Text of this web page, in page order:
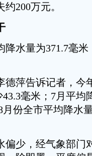
200万元。
水量为371.7毫米
萍告诉记者，今
毫米；7月平均
份全市平均降水
少，经气象部门